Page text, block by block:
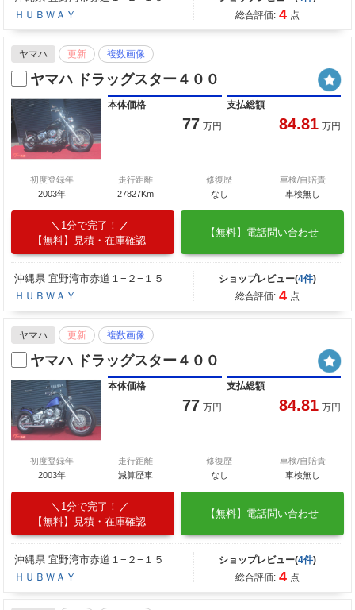
ＨＵＢＷＡＹ
総合評価: 4 点
ヤマハ 更新 複数画像
ヤマハ ドラッグスター４００
本体価格
77 万円
支払総額
84.81 万円
初度登録年
2003年
走行距離
27827Km
修復歴
なし
車検/自賠責
車検無し
1分で完了！
【無料】見積・在庫確認
【無料】電話問い合わせ
沖縄県 宜野湾市赤道１−２−１５
ＨＵＢＷＡＹ
ショップレビュー(4件)
総合評価: 4 点
ヤマハ 更新 複数画像
ヤマハ ドラッグスター４００
本体価格
77 万円
支払総額
84.81 万円
初度登録年
2003年
走行距離
減算歴車
修復歴
なし
車検/自賠責
車検無し
1分で完了！
【無料】見積・在庫確認
【無料】電話問い合わせ
沖縄県 宜野湾市赤道１−２−１５
ＨＵＢＷＡＹ
ショップレビュー(4件)
総合評価: 4 点